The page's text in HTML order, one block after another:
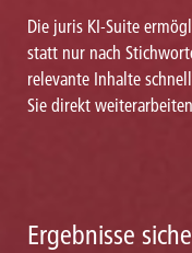
Die juris KI-Suite
statt nur nach
relevante Inhalte
Sie direkt
Ergebnisse